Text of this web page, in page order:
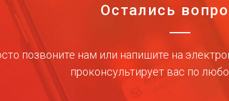
Остались
позвоните нам или напишите на
проконсультирует вас по